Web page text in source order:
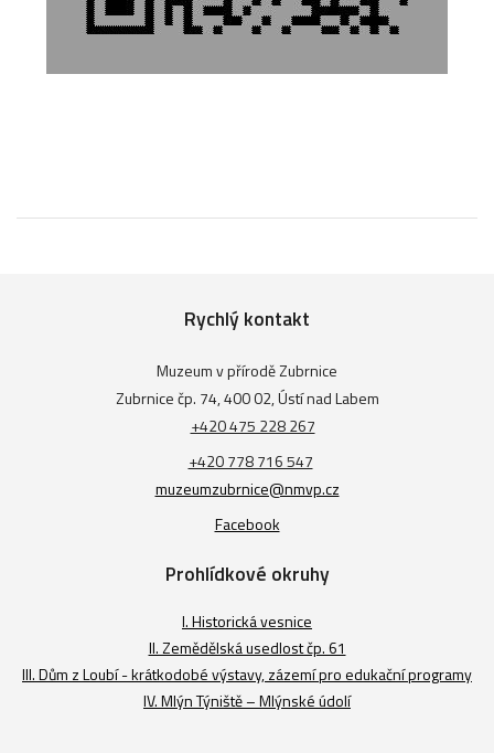
Rychlý kontakt
Muzeum v přírodě Zubrnice
Zubrnice čp. 74, 400 02, Ústí nad Labem
+420 475 228 267
+420 778 716 547
muzeumzubrnice@nmvp.cz
Facebook
Prohlídkové okruhy
I. Historická vesnice
II. Zemědělská usedlost čp. 61
III. Dům z Loubí - krátkodobé výstavy, zázemí pro edukační programy
IV. Mlýn Týniště – Mlýnské údolí